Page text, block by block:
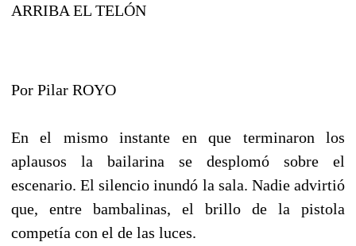
ARRIBA EL TELÓN
Por Pilar ROYO
En el mismo instante en que terminaron los
aplausos la bailarina se desplomó sobre el
escenario. El silencio inundó la sala. Nadie advirtió
que, entre bambalinas, el brillo de la pistola
competía con el de las luces.